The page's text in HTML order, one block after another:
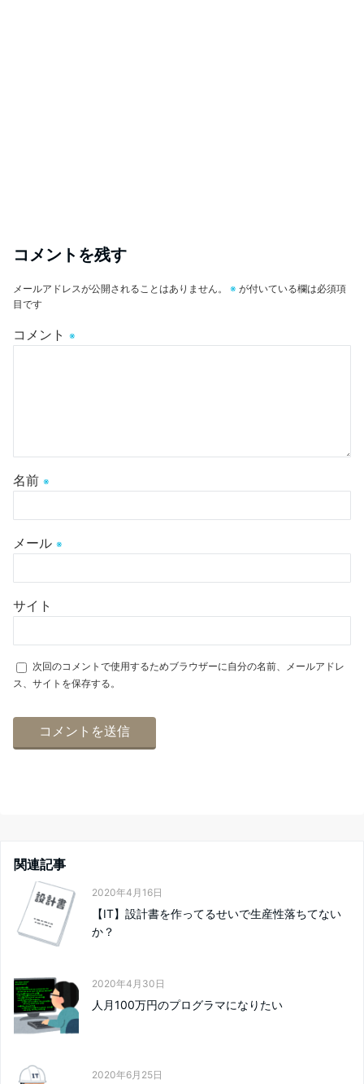
コメントを残す
メールアドレスが公開されることはありません。 ※ が付いている欄は必須項
目です
コメント ※
名前 ※
メール ※
サイト
次回のコメントで使用するためブラウザーに自分の名前、メールアドレ
ス、サイトを保存する。
関連記事
2020年4月16日
【IT】設計書を作ってるせいで生産性落ちてない
か？
2020年4月30日
人月100万円のプログラマになりたい
2020年6月25日